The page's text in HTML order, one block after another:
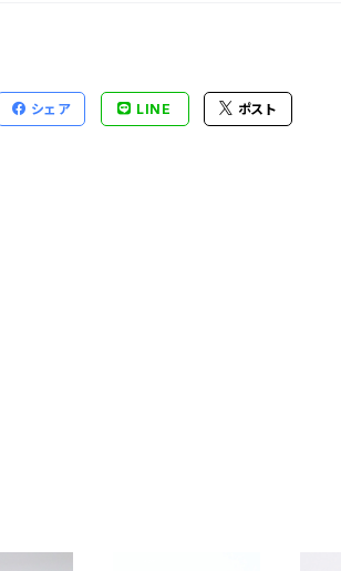
シェア LINE ポスト